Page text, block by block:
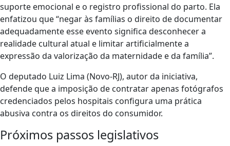
suporte emocional e o registro profissional do parto. Ela
enfatizou que “negar às famílias o direito de documentar
adequadamente esse evento significa desconhecer a
realidade cultural atual e limitar artificialmente a
expressão da valorização da maternidade e da família”.
O deputado Luiz Lima (Novo-RJ), autor da iniciativa,
defende que a imposição de contratar apenas fotógrafos
credenciados pelos hospitais configura uma prática
abusiva contra os direitos do consumidor.
Próximos passos legislativos